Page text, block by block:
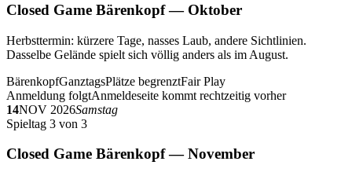
Closed Game Bärenkopf — Oktober
Herbsttermin: kürzere Tage, nasses Laub, andere Sichtlinien.
Dasselbe Gelände spielt sich völlig anders als im August.
BärenkopfGanztagsPlätze begrenztFair Play
Anmeldung folgtAnmeldeseite kommt rechtzeitig vorher
14NOV 2026Samstag
Spieltag 3 von 3
Closed Game Bärenkopf — November